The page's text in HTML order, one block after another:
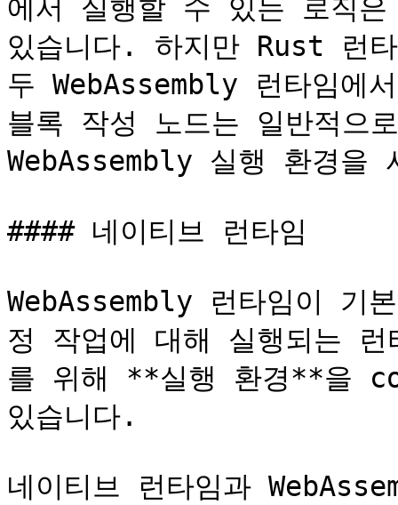
에서 실행할 수 있는 로직
있습니다. 하지만 Rust 런
두 WebAssembly 런타임에
블록 작성 노드는 일반적으
WebAssembly 실행 환경을
#### 네이티브 런타임
WebAssembly 런타임이 기
정 작업에 대해 실행되는
를 위해 **실행 환경**을
있습니다.
네이티브 런타임과